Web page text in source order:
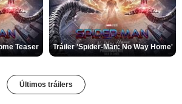
Teaser Tráiler 'Spider-Man: No Way Home'
Últimos tráilers